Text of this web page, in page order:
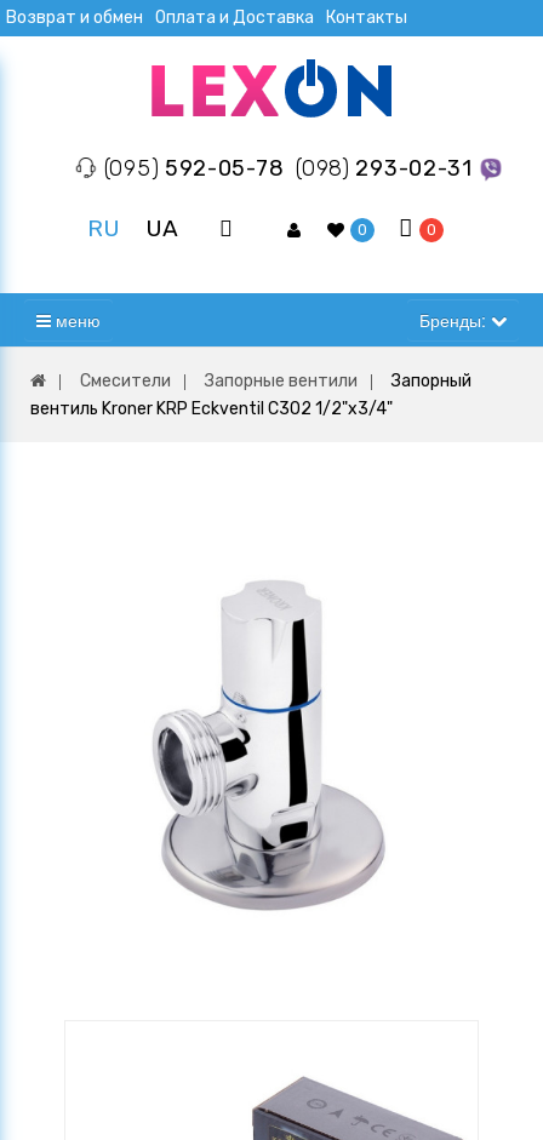
Возврат и обмен Оплата и Доставка Контакты
(095) 592-05-78 (098) 293-02-31
RU UA 0 0
меню Бренды:
Смесители Запорные вентили
Запорный
вентиль Kroner KRP Eckventil C302 1/2"х3/4"